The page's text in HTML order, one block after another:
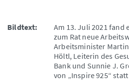
Bildtext:
Am 13. Juli 2021 fand
zum Rat neue
Arbeitsminister
Höltl, Leiterin des
Bank und Sunnie J.
von „Inspire 925“ statt